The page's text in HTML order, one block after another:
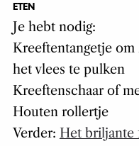
ETEN
Je hebt nodig:
Kreeftentangetje
het vlees te pulken
Kreeftenschaar of
Houten rollertje
Verder: Het briljante